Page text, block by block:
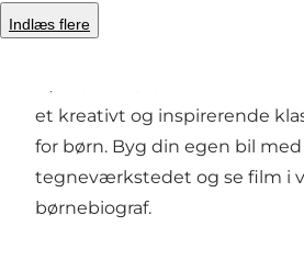
Indlæs flere
skattejagt for børn, hvor du
et kreativt og inspirerende
for børn. Byg din egen bil med
tegneværkstedet og se film i
børnebiograf.